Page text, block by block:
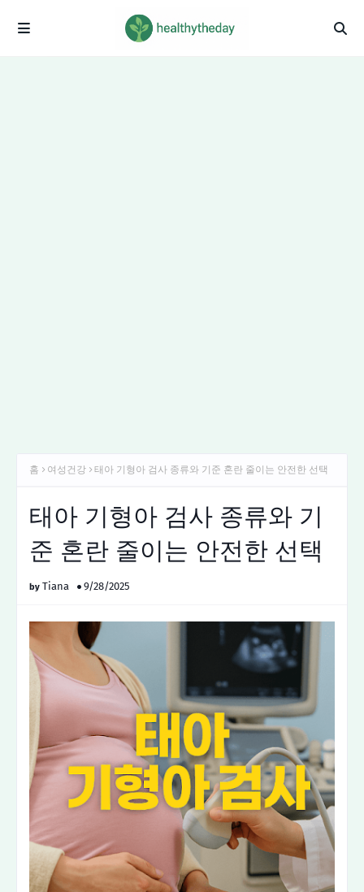
홈 여성건강 태아 기형아 검사 종류와 기준 혼란 줄이는 안전한 선택
태아 기형아 검사 종류와 기
준 혼란 줄이는 안전한 선택
Tiana 9/28/2025